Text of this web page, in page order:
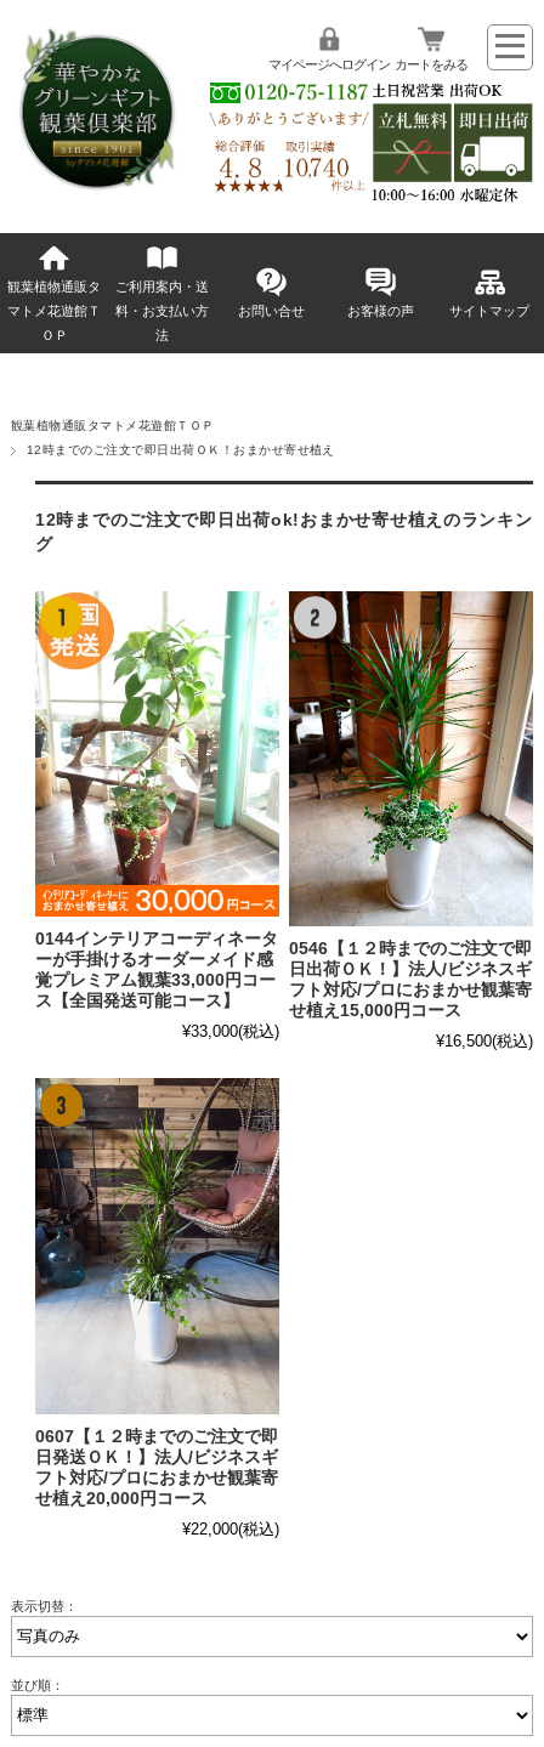
マイページへログイン カートをみる
観葉植物通販タ
マトメ花遊館Ｔ
ＯＰ
ご利用案内・送
料・お支払い方
法
お問い合せ お客様の声 サイトマップ
観葉植物通販タマトメ花遊館ＴＯＰ
12時までのご注文で即日出荷ＯＫ！おまかせ寄せ植え
12時までのご注文で即日出荷ok!おまかせ寄せ植えのランキン
グ
0144インテリアコーディネータ
ーが手掛けるオーダーメイド感
覚プレミアム観葉33,000円コー
ス【全国発送可能コース】
¥33,000(税込)
0546【１２時までのご注文で即
日出荷ＯＫ！】法人/ビジネスギ
フト対応/プロにおまかせ観葉寄
せ植え15,000円コース
¥16,500(税込)
0607【１２時までのご注文で即
日発送ＯＫ！】法人/ビジネスギ
フト対応/プロにおまかせ観葉寄
せ植え20,000円コース
¥22,000(税込)
表示切替：
並び順：